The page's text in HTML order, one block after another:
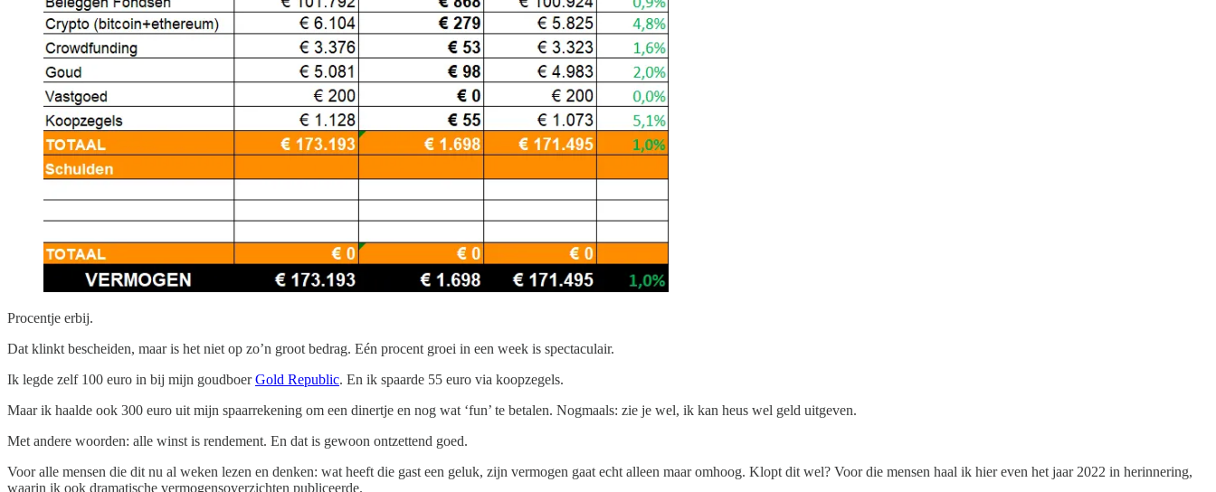
Procentje erbij.
Dat klinkt bescheiden, maar is het niet op zo’n groot bedrag. Eén procent groei in een week is spectaculair.
Ik legde zelf 100 euro in bij mijn goudboerGold Republic. En ik spaarde 55 euro via koopzegels.
Maar ik haalde ook 300 euro uit mijn spaarrekening om een dinertje en nog wat ‘fun’ te betalen. Nogmaals: zie je wel, ik kan heus wel geld uitgeven.
Met andere woorden: alle winst is rendement. En dat is gewoon ontzettend goed.
Voor alle mensen die dit nu al weken lezen en denken: wat heeft die gast een geluk, zijn vermogen gaat echt alleen maar omhoog. Klopt dit wel? Voor die mensen haal ik hier even het jaar 2022 in herinnering,
waarin ik ook dramatische vermogensoverzichten publiceerde.